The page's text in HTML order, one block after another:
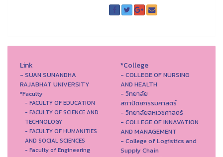
Link
- SUAN SUNANDHA
RAJABHAT UNIVERSITY
*Faculty
- FACULTY OF EDUCATION
- FACULTY OF SCIENCE AND
TECHNOLOGY
- FACULTY OF HUMANITIES
AND SOCIAL SCIENCES
- Faculty of Engineering
*College
- COLLEGE OF NURSING
AND HEALTH
- วิทยาลัย
สถาปัตยกรรมศาสตร์
- วิทยาลัยสหเวชศาสตร์
- COLLEGE OF INNAVATION
AND MANAGEMENT
- College of Logistics and
Supply Chain